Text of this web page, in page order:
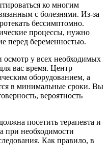
ко многим
с болезнями. Из-за
бессимптомно.
процессы, нужно
перед беременностью.
у всех необходимых
вас время. Центр
оборудованием, а
в минимальные сроки. Вы
вероятность
посетить терапевта и
при необходимости
Как правило, в